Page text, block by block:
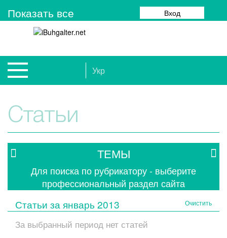
Показать все Вход
Укр
Статьи
ТЕМЫ
Для поиска по рубрикатору - выберите
профессиональный раздел сайта
Статьи за январь 2013 Очистить
За выбранный период нет статей